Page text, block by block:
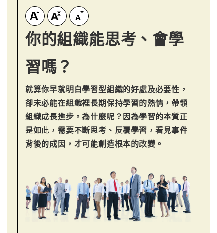
你的組織能思考、會學
習嗎？
就算你早就明白學習型組織的好處及必要性，
卻未必能在組織裡長期保持學習的熱情，帶領
組織成長進步。為什麼呢？因為學習的本質正
是如此，需要不斷思考、反覆學習，看見事件
背後的成因，才可能創造根本的改變。